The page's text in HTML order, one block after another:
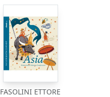
FASOLINI ETTORE